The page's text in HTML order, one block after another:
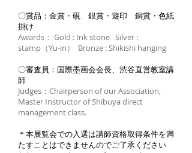
〇賞品：金賞・硯 銀賞・遊印 銅賞・色紙
掛け
Awards： Gold : Ink stone Silver :
stamp（Yu-in） Bronze : Shikishi hanging
〇審査員：国際墨画会会長、渋谷直営教室講
師
Judges：Chairperson of our Association,
Master Instructor of Shibuya direct
management class.
＊本展覧会での入選は講師資格取得条件を満
たすことはできませんのでご了承ください